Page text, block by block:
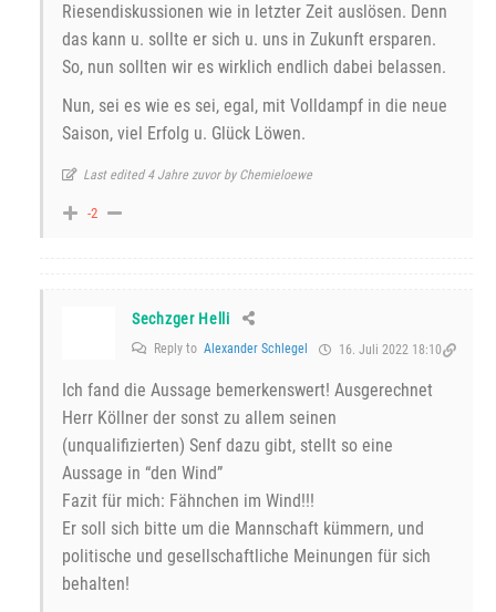
Riesendiskussionen wie in letzter Zeit auslösen. Denn
das kann u. sollte er sich u. uns in Zukunft ersparen.
So, nun sollten wir es wirklich endlich dabei belassen.
Nun, sei es wie es sei, egal, mit Volldampf in die neue
Saison, viel Erfolg u. Glück Löwen.
Last edited 4 Jahre zuvor by Chemieloewe
-2
Sechzger Helli
Reply to Alexander Schlegel 16. Juli 2022 18:10
Ich fand die Aussage bemerkenswert! Ausgerechnet
Herr Köllner der sonst zu allem seinen
(unqualifizierten) Senf dazu gibt, stellt so eine
Aussage in “den Wind”
Fazit für mich: Fähnchen im Wind!!!
Er soll sich bitte um die Mannschaft kümmern, und
politische und gesellschaftliche Meinungen für sich
behalten!